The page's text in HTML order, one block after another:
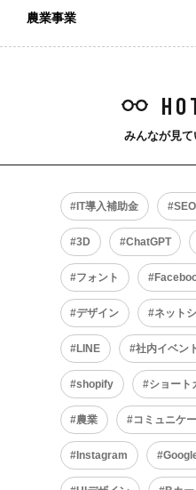
農業事業
みんなが見
IT導入補助金
3D ChatGPT
フォント
デザイン ネット
LINE 社内イベン
shopify ショート
農業 コミュニケ
Instagram